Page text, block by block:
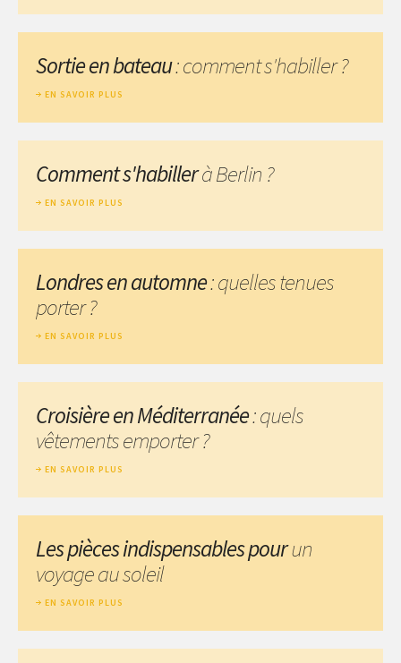
Sortie en bateau: comment s'habiller ?
EN SAVOIR PLUS
Comment s'habillerà Berlin ?
EN SAVOIR PLUS
Londres en automne: quelles tenues
porter ?
EN SAVOIR PLUS
Croisière en Méditerranée: quels
vêtements emporter ?
EN SAVOIR PLUS
Les pièces indispensables pourun
voyage au soleil
EN SAVOIR PLUS